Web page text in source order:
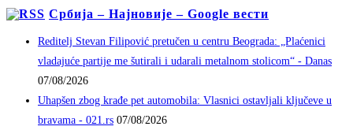
Србија – Најновије – Google вести
Reditelj Stevan Filipović pretučen u centru Beograda: „Plaćenici
vladajuće partije me šutirali i udarali metalnom stolicom“ - Danas
07/08/2026
Uhapšen zbog krađe pet automobila: Vlasnici ostavljali ključeve u
bravama - 021.rs 07/08/2026